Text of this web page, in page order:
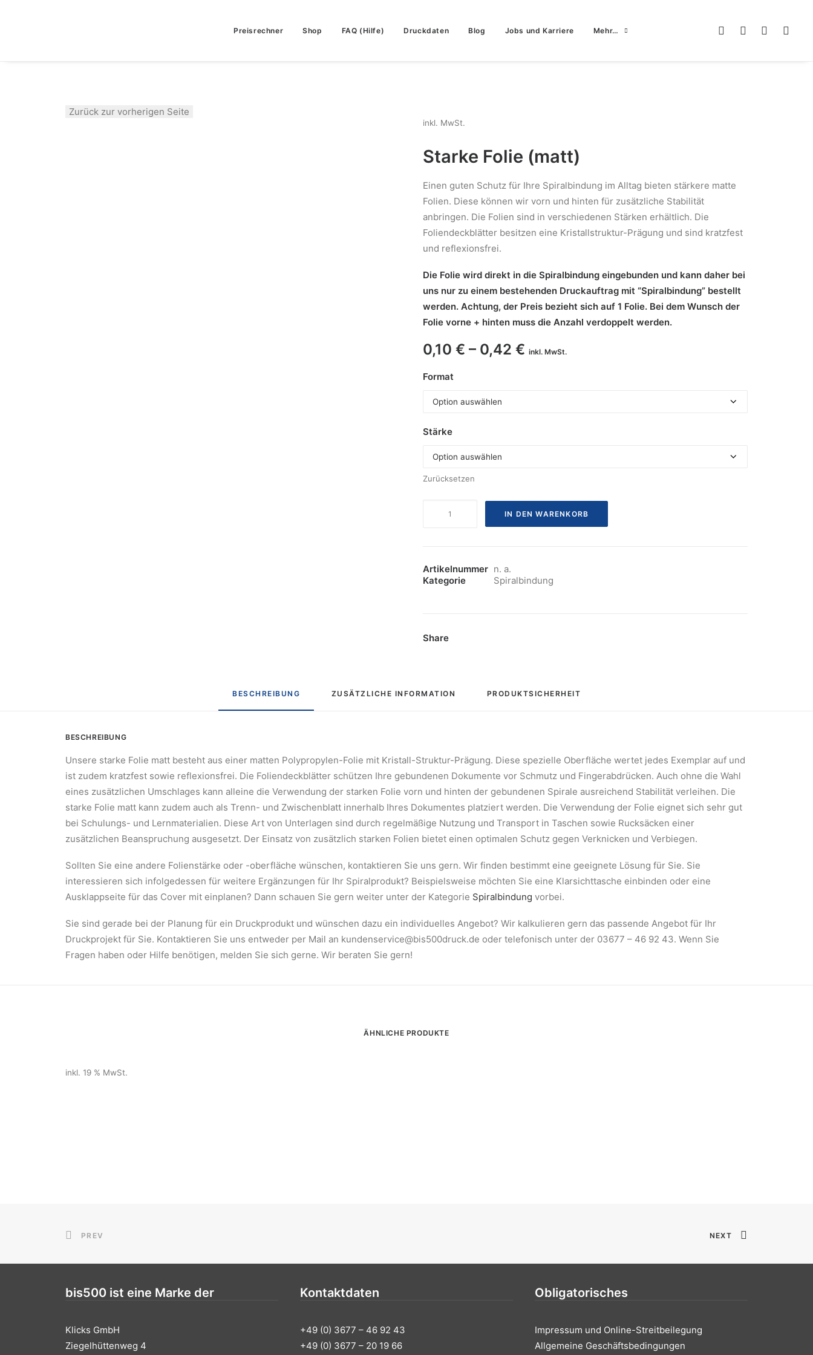
Preisrechner Shop FAQ (Hilfe) Druckdaten Blog Jobs und Karriere Mehr…
Zurück zur vorherigen Seite
inkl. MwSt.
Starke Folie (matt)
Einen guten Schutz für Ihre Spiralbindung im Alltag bieten stärkere matte
Folien. Diese können wir vorn und hinten für zusätzliche Stabilität
anbringen. Die Folien sind in verschiedenen Stärken erhältlich. Die
Foliendeckblätter besitzen eine Kristallstruktur-Prägung und sind kratzfest
und reflexionsfrei.
Die Folie wird direkt in die Spiralbindung eingebunden und kann daher bei
uns nur zu einem bestehenden Druckauftrag mit “Spiralbindung” bestellt
werden. Achtung, der Preis bezieht sich auf 1 Folie. Bei dem Wunsch der
Folie vorne + hinten muss die Anzahl verdoppelt werden.
0,10 € – 0,42 € inkl. MwSt.
Format
Stärke
Zurücksetzen
IN DEN WARENKORB
Artikelnummer n. a.
Kategorie
Spiralbindung
Share
BESCHREIBUNG ZUSÄTZLICHE INFORMATION PRODUKTSICHERHEIT
BESCHREIBUNG
Unsere starke Folie matt besteht aus einer matten Polypropylen-Folie mit Kristall-Struktur-Prägung. Diese spezielle Oberfläche wertet jedes Exemplar auf und
ist zudem kratzfest sowie reflexionsfrei. Die Foliendeckblätter schützen Ihre gebundenen Dokumente vor Schmutz und Fingerabdrücken. Auch ohne die Wahl
eines zusätzlichen Umschlages kann alleine die Verwendung der starken Folie vorn und hinten der gebundenen Spirale ausreichend Stabilität verleihen. Die
starke Folie matt kann zudem auch als Trenn- und Zwischenblatt innerhalb Ihres Dokumentes platziert werden. Die Verwendung der Folie eignet sich sehr gut
bei Schulungs- und Lernmaterialien. Diese Art von Unterlagen sind durch regelmäßige Nutzung und Transport in Taschen sowie Rucksäcken einer
zusätzlichen Beanspruchung ausgesetzt. Der Einsatz von zusätzlich starken Folien bietet einen optimalen Schutz gegen Verknicken und Verbiegen.
Sollten Sie eine andere Folienstärke oder -oberfläche wünschen, kontaktieren Sie uns gern. Wir finden bestimmt eine geeignete Lösung für Sie. Sie
interessieren sich infolgedessen für weitere Ergänzungen für Ihr Spiralprodukt? Beispielsweise möchten Sie eine Klarsichttasche einbinden oder eine
Ausklappseite für das Cover mit einplanen? Dann schauen Sie gern weiter unter der Kategorie Spiralbindung vorbei.
Sie sind gerade bei der Planung für ein Druckprodukt und wünschen dazu ein individuelles Angebot? Wir kalkulieren gern das passende Angebot für Ihr
Druckprojekt für Sie. Kontaktieren Sie uns entweder per Mail an kundenservice@bis500druck.de oder telefonisch unter der 03677 – 46 92 43. Wenn Sie
Fragen haben oder Hilfe benötigen, melden Sie sich gerne. Wir beraten Sie gern!
ÄHNLICHE PRODUKTE
inkl. 19 % MwSt.
PREV NEXT
bis500 ist eine Marke der
Klicks GmbH
Ziegelhüttenweg 4
Kontaktdaten
+49 (0) 3677 – 46 92 43
+49 (0) 3677 – 20 19 66
Obligatorisches
Impressum und Online-Streitbeilegung
Allgemeine Geschäftsbedingungen